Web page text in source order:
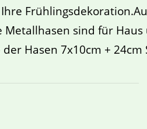
sind für
Hasen 7x10cm + 24cm